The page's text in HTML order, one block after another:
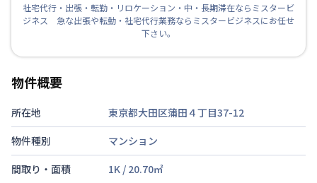
社宅代行・出張・転勤・リロケーション・中・長期滞在ならミスタービ
ジネス 急な出張や転勤・社宅代行業務ならミスタービジネスにお任せ
下さい。
物件概要
所在地
東京都大田区蒲田４丁目37-12
物件種別
マンション
間取り・面積
1K / 20.70㎡